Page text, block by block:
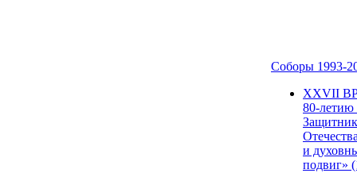
Соборы 1993-
ХХVII
80-
и
подвиг»